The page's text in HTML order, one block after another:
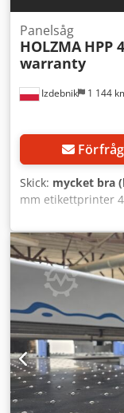
Izdebnik 1 144
Panelsåg
HOLZMA HPP
warranty
Skick: mycket bra
mm etikettprinter
skärning av
effekt på
skärhöjd 125 mm
m/min
styrning:
U T Hogjk drifttid
6 månader!